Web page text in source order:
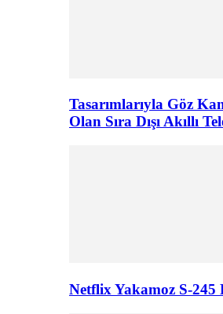
Tasarımlarıyla Göz
Olan Sıra Dışı Akıllı
Netflix Yakamoz S-245